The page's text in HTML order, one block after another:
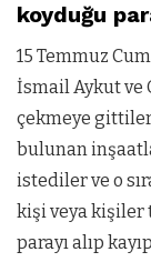
koyduğu
15 Temmuz
İsmail Aykut ve
çekmeye
bulunan
istediler ve o
kişi veya kişiler
parayı alıp